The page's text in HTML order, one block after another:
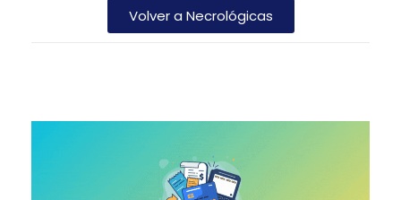
Volver a Necrológicas